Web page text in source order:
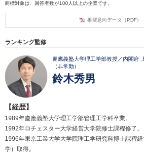
商標対象は、回答者数が100人以上の企業です。
推奨意向データ（PDF）
ランキング監修
慶應義塾大学理工学部教授／内閣府
（非常勤）
鈴木秀男
【経歴】
1989年慶應義塾大学理工学部管理工学科卒業。
1992年ロチェスター大学経営大学院修士課程修了。
1996年東京工業大学大学院理工学研究科博士課程
学）取得。